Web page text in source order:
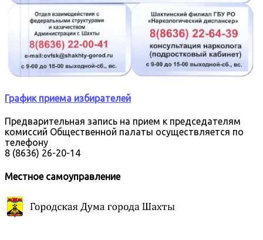
График приема избирателей
Предварительная запись на прием к председателям
комиссий Общественной палаты осуществляется по
телефону
8 (8636) 26-20-14
Местное самоуправление